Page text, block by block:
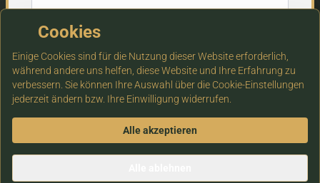
Datenschutz insbesondere nach § 13 DSGVO zur Kenntnis
genommen zu haben.
Anfrage unverbindlich absenden
Cookies
Einige Cookies sind für die Nutzung dieser Website erforderlich,
während andere uns helfen, diese Website und Ihre Erfahrung zu
verbessern. Sie können Ihre Auswahl über die Cookie-Einstellungen
jederzeit ändern bzw. Ihre Einwilligung widerrufen.
Alle akzeptieren